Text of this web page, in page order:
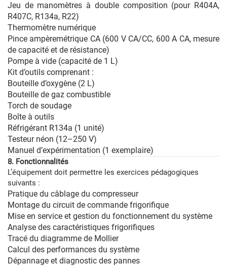
Jeu de manomètres à double composition (pour R404A,
R407C, R134a, R22)
Thermomètre numérique
Pince ampèremétrique CA (600 V CA/CC, 600 A CA, mesure
de capacité et de résistance)
Pompe à vide (capacité de 1 L)
Kit d’outils comprenant :
Bouteille d’oxygène (2 L)
Bouteille de gaz combustible
Torch de soudage
Boîte à outils
Réfrigérant R134a (1 unité)
Testeur néon (12–250 V)
Manuel d’expérimentation (1 exemplaire)
8. Fonctionnalités
L’équipement doit permettre les exercices pédagogiques
suivants :
Pratique du câblage du compresseur
Montage du circuit de commande frigorifique
Mise en service et gestion du fonctionnement du système
Analyse des caractéristiques frigorifiques
Tracé du diagramme de Mollier
Calcul des performances du système
Dépannage et diagnostic des pannes